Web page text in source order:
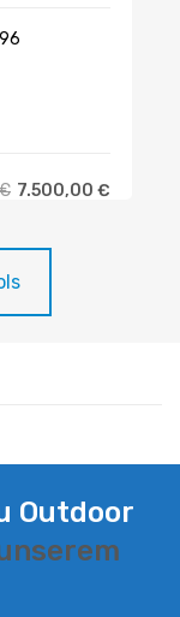
€ 7.500,00 €
Outdoor